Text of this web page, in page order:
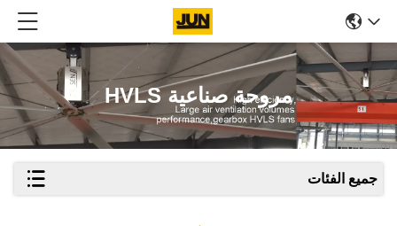
مروحة صناعية HVLS
جميع الفئات